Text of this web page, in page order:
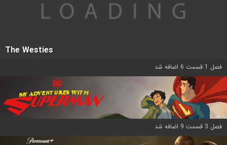
The Westies
فصل 1 قسمت 6 اضافه شد
فصل 3 قسمت 9 اضافه شد